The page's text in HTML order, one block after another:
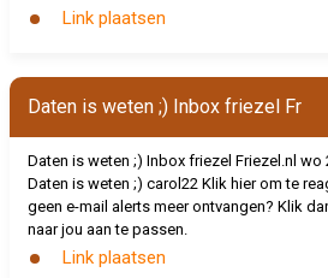
Link plaatsen
Daten is weten ;) Inbox friezel Fr
Daten is weten ;) Inbox friezel Friezel.nl wo
Daten is weten ;) carol22 Klik hier om te
geen e-mail alerts meer ontvangen? Klik
naar jou aan te passen.
Link plaatsen